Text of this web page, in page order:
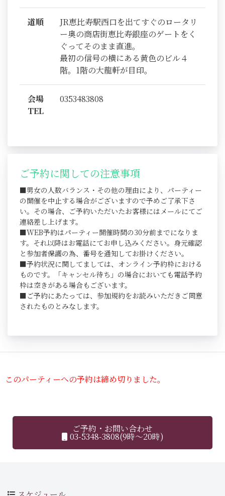
道順
JR恵比寿駅西口を出てすぐのロータリ
ー奥の商店街恵比寿銀座のゲートをく
ぐってそのまま直進。
最初の信号の横にある黄色のビル４
階。1階の大龍軒が目印。
会場
TEL
0353483808
ご予約に関しての注意事項
■男女の人数バランス・その他の理由により、パーティー
の開催を中止する場合がございますので予めご了承下さ
い。その場合、ご予約いただいたお客様にはメールにてご
連絡差し上げます。
■WEB予約はパーティー開催時間の30分前までになりま
す。それ以降はお電話にてお申し込みください。身元確認
と参加者保護の為、番号を通知してお掛けください。
■予約状況に関してましては、オンライン予約枠における
ものです。「キャンセル待ち」の場合においても電話予約
枠は空きがある場合もございます。
■ご予約にあたっては、参加規約をお読みいただきご同意
されたものとみなします。
このパーティーへの予約は締め切りました。
ご予約・お問い合わせ
03-5348-3808(9時～20時)